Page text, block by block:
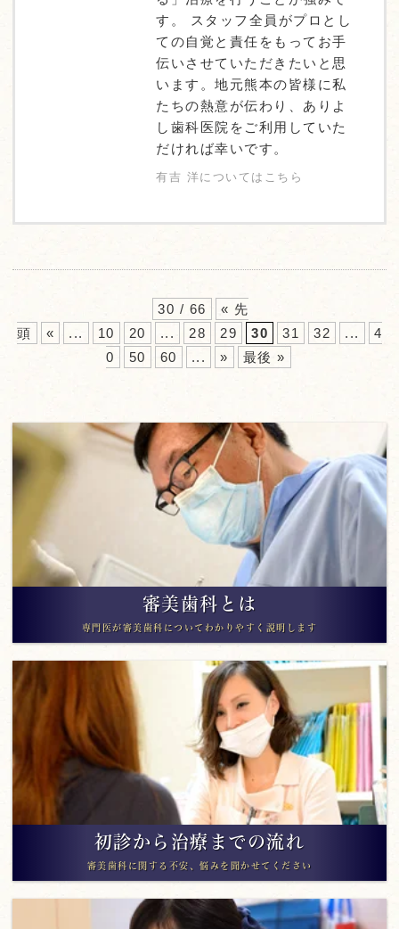
す。 スタッフ全員がプロとし
ての自覚と責任をもってお手
伝いさせていただきたいと思
います。地元熊本の皆様に私
たちの熱意が伝わり、ありよ
し歯科医院をご利用していた
だければ幸いです。
有吉 洋についてはこちら
30 / 66
« 先
頭
« ... 10 20 ... 28 29 30 31 32 ...
4
0
50 60 ... » 最後 »
審美歯科とは
専門医が審美歯科についてわかりやすく説明します
初診から治療までの流れ
審美歯科に関する不安、悩みを聞かせてください